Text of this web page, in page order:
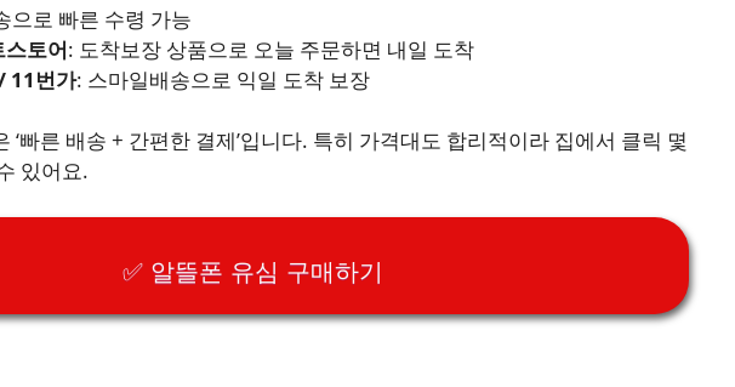
으로 빠른 수령 가능
토어: 도착보장 상품으로 오늘 주문하면 내일 도착
11번가: 스마일배송으로 익일 도착 보장
‘빠른 배송 + 간편한 결제’입니다. 특히 가격대도 합리적이라 집에서 클릭 몇
있어요.
✅ 알뜰폰 유심 구매하기